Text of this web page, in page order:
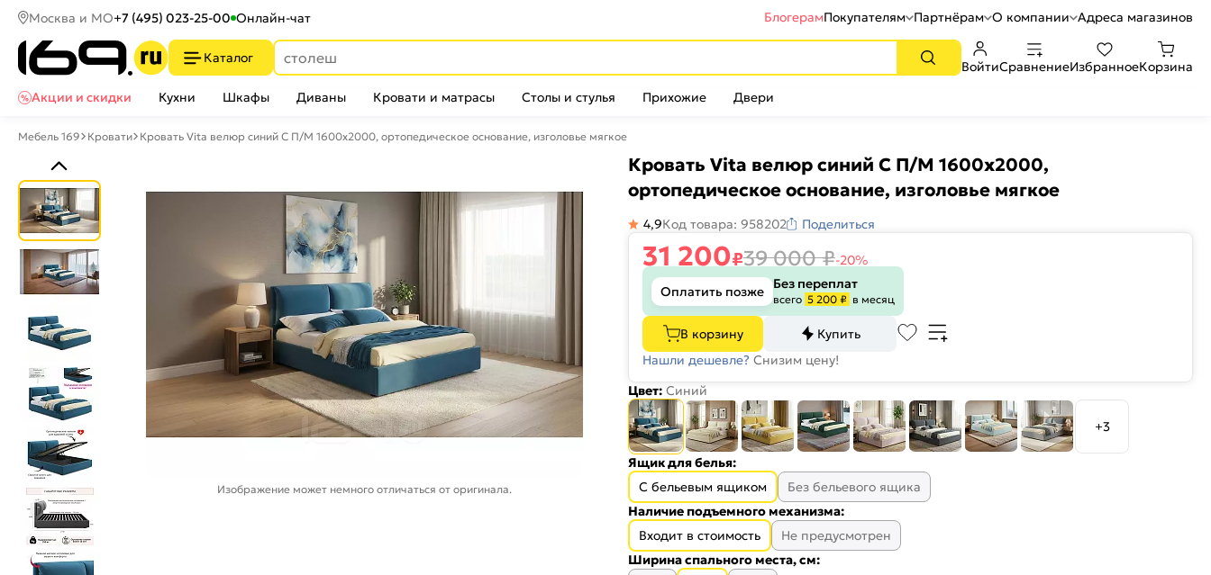
Москва и МО+7 (495) 023-25-00 Онлайн-чат БлогерамПокупателям Партнёрам О компании Адреса магазинов
Каталог
ВойтиСравнениеИзбранноеКорзина
Акции и скидки
Кухни Шкафы Диваны Кровати и матрасы Столы и стулья Прихожие Двери
Мебель 169 Кровати Кровать Vita велюр синий С П/М 1600x2000, ортопедическое основание, изголовье мягкое
Изображение может немного отличаться от оригинала.
Кровать Vita велюр синий С П/М 1600x2000,
ортопедическое основание, изголовье мягкое
4,9Код товара: 958202 Поделиться
31 200₽39 000₽-20%
Оплатить позже
Без переплат
всего 5 200 ₽ в месяц
В корзину
Купить
Нашли дешевле? Снизим цену!
Цвет: Синий
+3
Ящик для белья:
С бельевым ящиком
Без бельевого ящика
Наличие подъемного механизма:
Входит в стоимость
Не предусмотрен
Ширина спального места, см: